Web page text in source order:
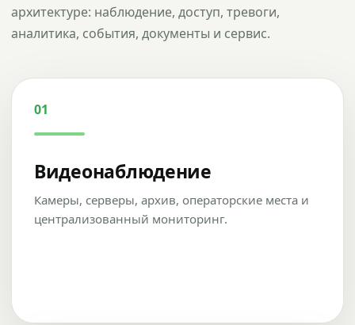
архитектуре: наблюдение, доступ, тревоги,
аналитика, события, документы и сервис.
01
Видеонаблюдение
Камеры, серверы, архив, операторские места и
централизованный мониторинг.